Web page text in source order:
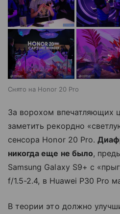
Снято на Honor 20 Pro
За ворохом впечатляющих
заметить рекордно
сенсора Honor 20 Pro.
никогда еще не было,
Samsung Galaxy S9+ с
f/1.5-2.4, в Huawei P30 Pro
В теории это должно